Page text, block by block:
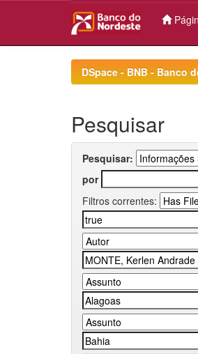
DSpace - BNB - Banco
Pesquisar
Pesquisar:
por
Filtros correntes: